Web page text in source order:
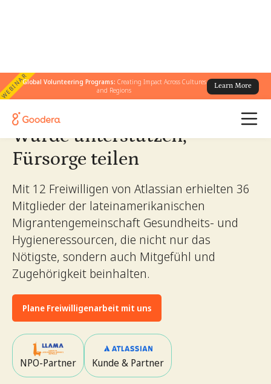
WEBINARGlobal Volunteering Programs: Creating Impact Across Cultures
and Regions
Learn More
← Alle Geschichten/Würde unterstützen, Fürsorge teilen
Würde unterstützen,
Fürsorge teilen
Mit 12 Freiwilligen von Atlassian erhielten 36
Mitglieder der lateinamerikanischen
Migrantengemeinschaft Gesundheits- und
Hygieneressourcen, die nicht nur das
Nötigste, sondern auch Mitgefühl und
Zugehörigkeit beinhalten.
Plane Freiwilligenarbeit mit uns
NPO-Partner Kunde & Partner